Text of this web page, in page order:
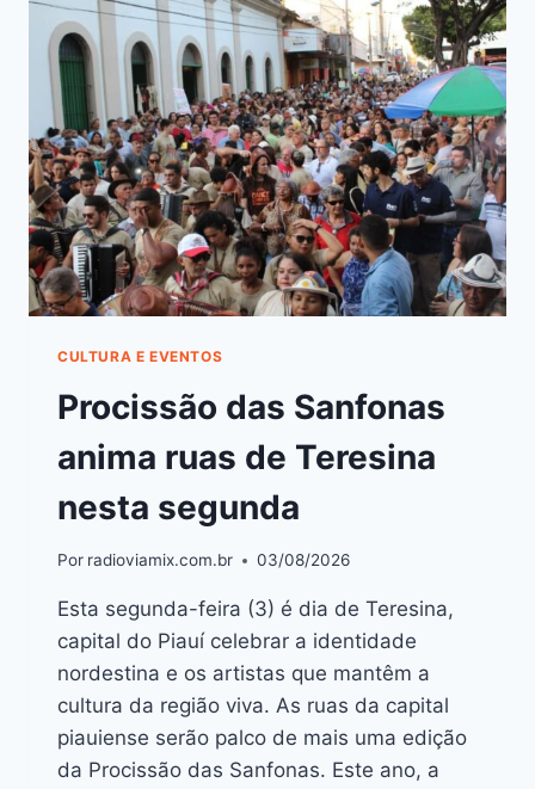
CULTURA E EVENTOS
Procissão das Sanfonas
anima ruas de Teresina
nesta segunda
Por radioviamix.com.br 03/08/2026
Esta segunda-feira (3) é dia de Teresina,
capital do Piauí celebrar a identidade
nordestina e os artistas que mantêm a
cultura da região viva. As ruas da capital
piauiense serão palco de mais uma edição
da Procissão das Sanfonas. Este ano, a